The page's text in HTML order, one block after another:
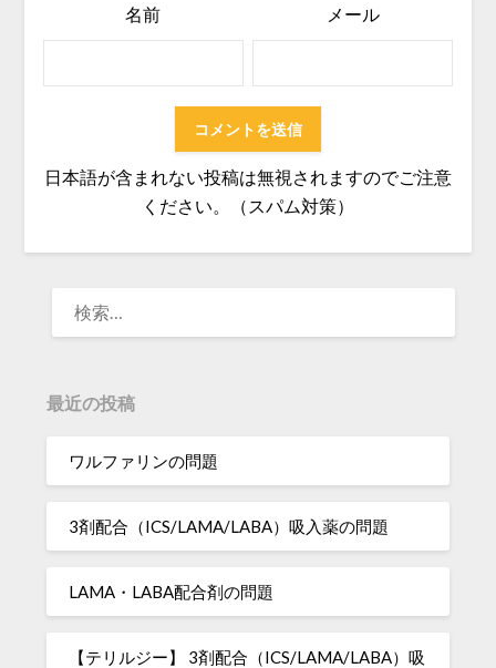
名前 メール
日本語が含まれない投稿は無視されますのでご注意
ください。（スパム対策）
最近の投稿
ワルファリンの問題
3剤配合（ICS/LAMA/LABA）吸入薬の問題
LAMA・LABA配合剤の問題
【テリルジー】 3剤配合（ICS/LAMA/LABA）吸